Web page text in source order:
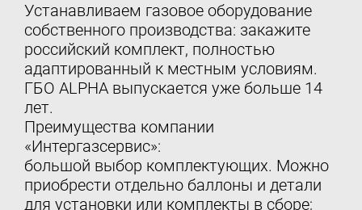
Устанавливаем газовое оборудование
собственного производства: закажите
российский комплект, полностью
адаптированный к местным условиям.
ГБО ALPHA выпускается уже больше 14
лет.
Преимущества компании
«Интергазсервис»:
большой выбор комплектующих. Можно
приобрести отдельно баллоны и детали
для установки или комплекты в сборе;